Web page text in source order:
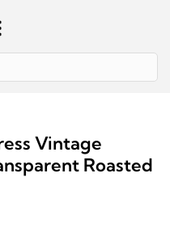
Vintage
Roasted